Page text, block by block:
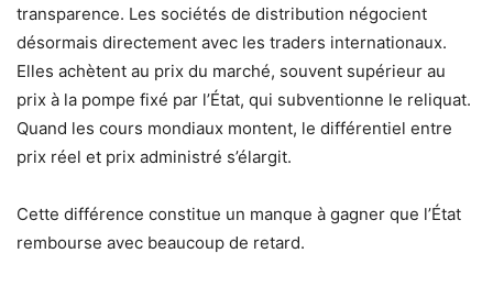
transparence. Les sociétés de distribution négocient
désormais directement avec les traders internationaux.
Elles achètent au prix du marché, souvent supérieur au
prix à la pompe fixé par l’État, qui subventionne le reliquat.
Quand les cours mondiaux montent, le différentiel entre
prix réel et prix administré s’élargit.
Cette différence constitue un manque à gagner que l’État
rembourse avec beaucoup de retard.